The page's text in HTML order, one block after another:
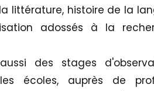
littérature, histoire de la
adossés à la
des stages
écoles, auprès de